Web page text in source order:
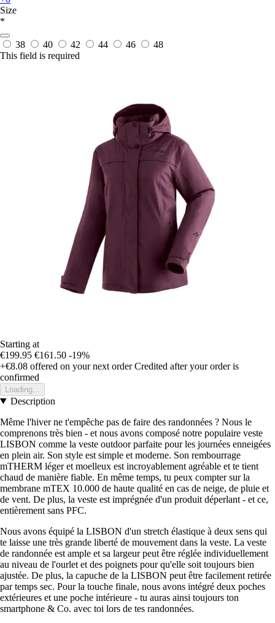
Size
*
38 40 42 44 46
48
This field is required
Starting at
€199.95 €161.50 -19%
+€8.08 offered on your next order Credited after your order is
confirmed
Loading...
Description
Même l'hiver ne t'empêche pas de faire des randonnées ? Nous le
comprenons très bien - et nous avons composé notre populaire veste
LISBON comme la veste outdoor parfaite pour les journées enneigées
en plein air. Son style est simple et moderne. Son rembourrage
mTHERM léger et moelleux est incroyablement agréable et te tient
chaud de manière fiable. En même temps, tu peux compter sur la
membrane mTEX 10.000 de haute qualité en cas de neige, de pluie et
de vent. De plus, la veste est imprégnée d'un produit déperlant - et ce,
entièrement sans PFC.
Nous avons équipé la LISBON d'un stretch élastique à deux sens qui
te laisse une très grande liberté de mouvement dans la veste. La veste
de randonnée est ample et sa largeur peut être réglée individuellement
au niveau de l'ourlet et des poignets pour qu'elle soit toujours bien
ajustée. De plus, la capuche de la LISBON peut être facilement retirée
par temps sec. Pour la touche finale, nous avons intégré deux poches
extérieures et une poche intérieure - tu auras ainsi toujours ton
smartphone & Co. avec toi lors de tes randonnées.